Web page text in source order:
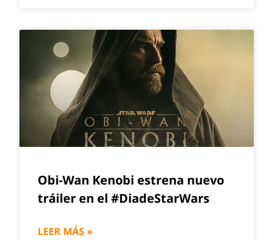
Obi-Wan Kenobi estrena nuevo
tráiler en el #DiadeStarWars
LEER MÁS »